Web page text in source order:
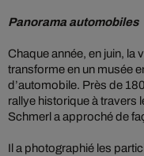
Panorama automobiles
Chaque année, en juin, la
transforme en un musée
d’automobile. Près de
rallye historique à travers
Schmerl a approché de
Il a photographié les